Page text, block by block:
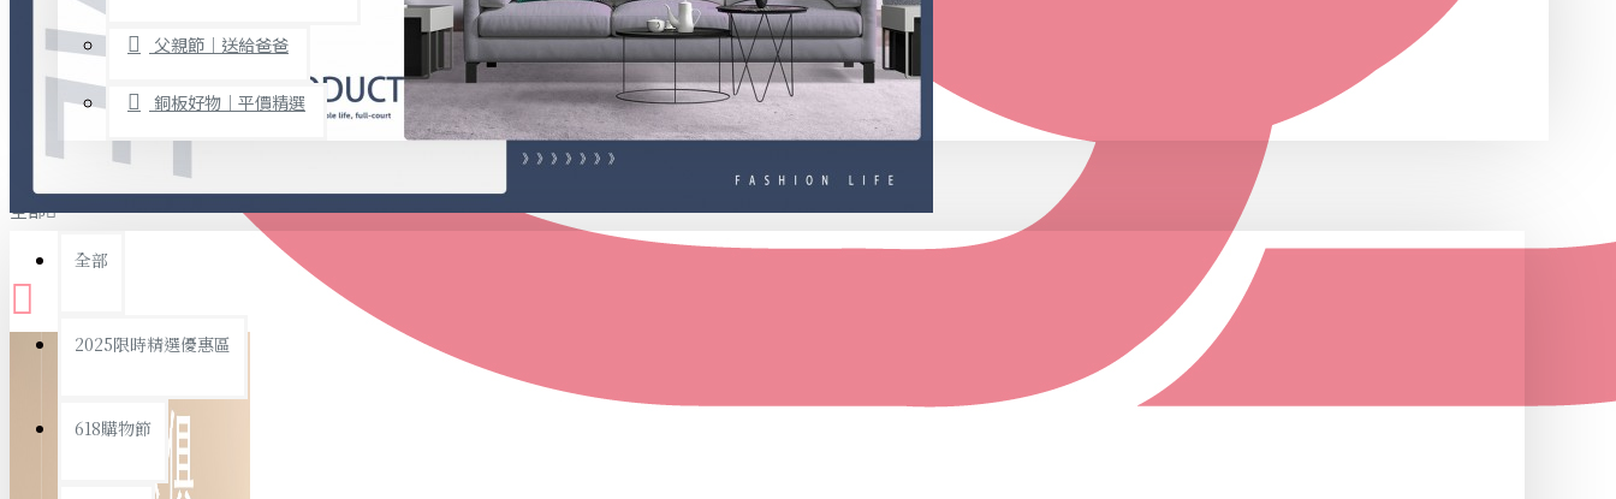
事務用品
文具收納
書寫用品
衛浴用品
其他
免打孔收納專區
父親節｜送給爸爸
銅板好物｜平價精選
全部
全部
2025限時精選優惠區
618購物節